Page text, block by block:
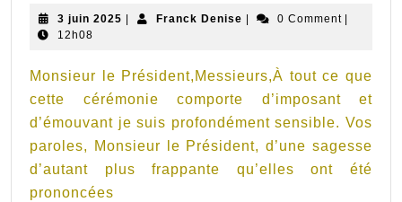
du
de
Gaulle
–
8
janvier
3 juin 2025 3
Franck Denise Franck0 Comment
12h08
Monsieur le Président,Messieurs,À tout ce que
cette cérémonie comporte d’imposant et
d’émouvant je suis profondément sensible. Vos
paroles, Monsieur le Président, d’une sagesse
d’autant plus frappante qu’elles ont été
prononcées